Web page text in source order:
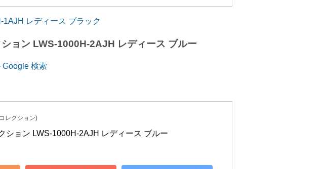
レディース ブラック
ョン LWS-1000H-2AJH レディース ブルー
Google 検索
レクション)
ション LWS-1000H-2AJH レディース ブルー